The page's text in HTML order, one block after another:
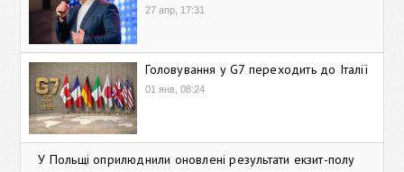
27 апр, 17:31
Головування у G7 переходить до Італії
01 янв, 08:24
У Польщі оприлюднили оновлені результати екзит-полу